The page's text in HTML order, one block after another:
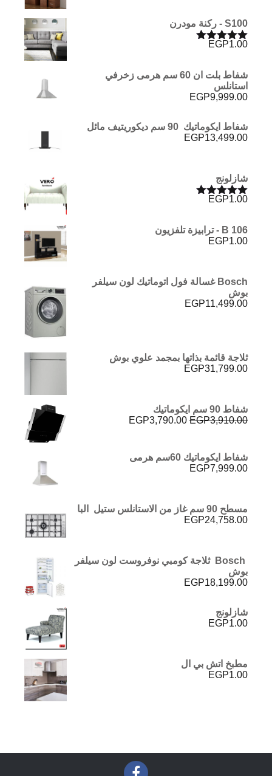
S100 - ركنة مودرن
تم التقييم
EGP1.00
شفاط بلت ان 60 سم هرمى زخرفي
استانلس
EGP9,999.00
شفاط ايكوماتيك 90 سم ديكوريتيف مائل
EGP13,499.00
شازلونج
تم التقييم
EGP1.00
B 106 - ترابيزة تلفزيون
EGP1.00
Bosch غسالة فول اتوماتيك لون سيلفر
بوش
EGP11,499.00
ثلاجة قائمة بذاتها بمجمد علوي بوش
EGP31,799.00
شفاط 90 سم ايكوماتيك
EGP3,910.00
السعر
EGP3,910.00.
EGP3,790.00
شفاط ايكوماتيك 60سم هرمى
EGP7,999.00
مسطح 90 سم غاز من الاستانلس ستيل البا
EGP24,758.00
Bosch ثلاجة كومبي نوفروست لون سيلفر
بوش
EGP18,199.00
شازلونج
EGP1.00
مطبخ اتش بي ال
EGP1.00